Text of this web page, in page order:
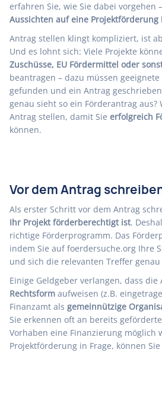
erfahren Sie, wie Sie dabei vorgehen
Aussichten auf eine Projektförderung
Antrag stellen klingt kompliziert, ist
Und es lohnt sich: Viele Projekte
Zuschüsse, EU Fördermittel oder
beantragen – dazu müssen
gefunden und ein Antrag
genau sieht so ein Förderantrag
Antrag stellen, damit Sie erfolgreich
können.
Vor dem Antrag
Als erster Schritt vor dem Antrag
Ihr Projekt förderberechtigt ist.
richtige Förderprogramm. Das
indem Sie auffoerdersuche.org Ihre
und sich die relevanten Treffer
Einige Geldgeber verlangen, dass
Rechtsform aufweisen (z.B.
Finanzamt als gemeinnützige
Sie erkennen oft an bereits
Vorhaben eine Finanzierung möglich
Projektförderung in Frage, können